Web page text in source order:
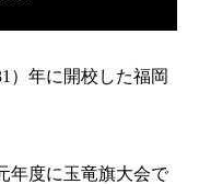
）年に開校した福岡
年度に玉竜旗大会で